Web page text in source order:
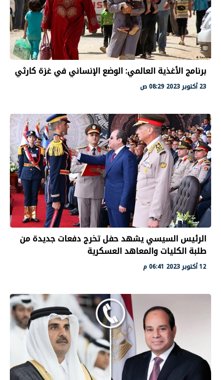
برنامج الأغذية العالمي: الوضع الإنساني في غزة كارثي
23 أكتوبر 2023 08:29 ص
الرئيس السيسي يشهد حفل تخرج دفعات جديدة من
طلبة الكليات والمعاهد العسكرية
12 أكتوبر 2023 06:41 م